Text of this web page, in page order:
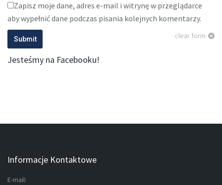
Zapisz moje dane, adres e-mail i witrynę w przeglądarce
aby wypełnić dane podczas pisania kolejnych komentarzy.
clear form
Submit
Jesteśmy na Facebooku!
Informacje Kontaktowe
E-mail: